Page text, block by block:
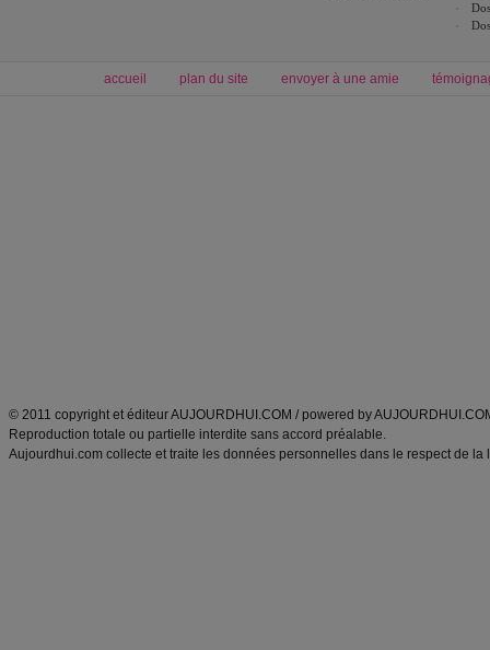
accueil plan du site envoyer à une amie
© 2011 copyright et éditeur AUJOURDHUI.COM / powered by
Reproduction totale ou partielle interdite sans accord préalable.
Aujourdhui.com collecte et traite les données personnelles dans le respect de